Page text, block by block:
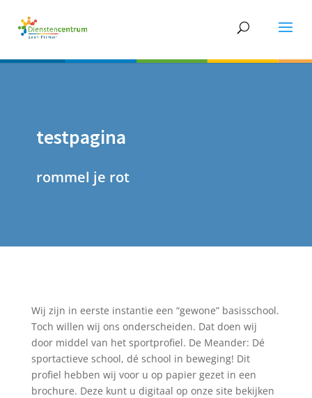
testpagina
rommel je rot
Wij zijn in eerste instantie een “gewone” basisschool.
Toch willen wij ons onderscheiden. Dat doen wij
door middel van het sportprofiel. De Meander: Dé
sportactieve school, dé school in beweging! Dit
profiel hebben wij voor u op papier gezet in een
brochure. Deze kunt u digitaal op onze site bekijken